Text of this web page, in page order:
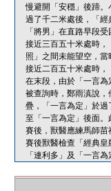
慢避開「安穩」後蹄
過了千二米處後，「經
「將男」在直路早段
接近三百五十米處時
照」之間未能望空，當
接近二百五十米處時，
在末段，由於「一言為
被查詢時，鄭雨滇說
疊，「一言為定」於
至「一言為定」後面。
賽後，獸醫應練馬師
賽後獸醫檢查「經典皇
「連利多」及「一言